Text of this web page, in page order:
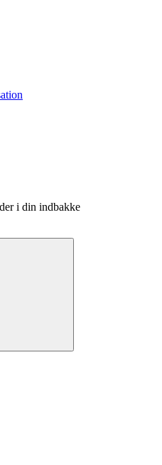
i din indbakke